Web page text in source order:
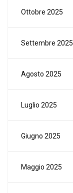
Ottobre 2025
Settembre 2025
Agosto 2025
Luglio 2025
Giugno 2025
Maggio 2025